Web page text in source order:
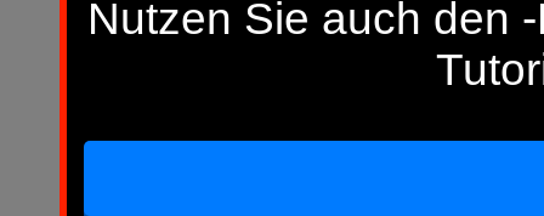
Nutzen Sie auch den